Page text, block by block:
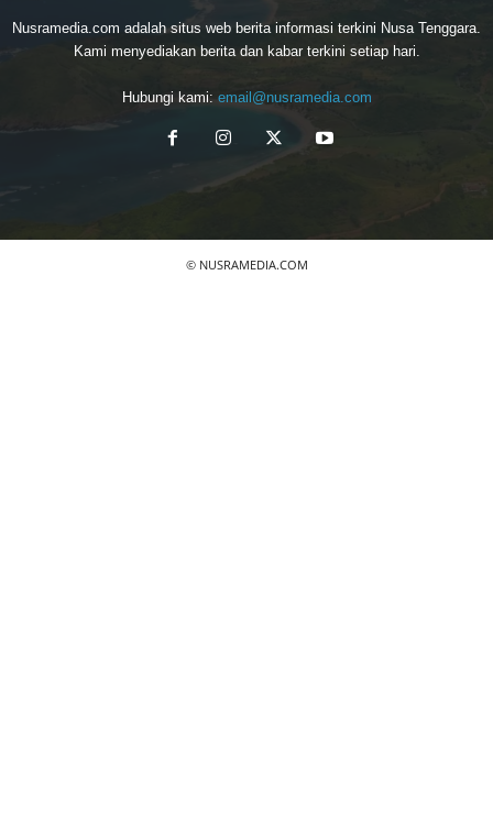
Nusramedia.com adalah situs web berita informasi terkini Nusa Tenggara.
Kami menyediakan berita dan kabar terkini setiap hari.
Hubungi kami: email@nusramedia.com
© NUSRAMEDIA.COM